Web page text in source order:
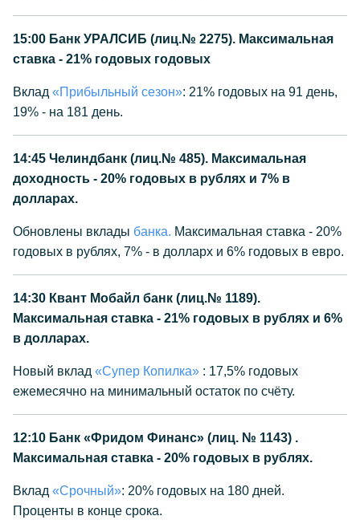
15:00 Банк УРАЛСИБ (лиц.№ 2275). Максимальная
ставка - 21% годовых годовых
Вклад «Прибыльный сезон»: 21% годовых на 91 день,
19% - на 181 день.
14:45 Челиндбанк (лиц.№ 485). Максимальная
доходность - 20% годовых в рублях и 7% в
долларах.
Обновлены вклады банка. Максимальная ставка - 20%
годовых в рублях, 7% - в долларх и 6% годовых в евро.
14:30 Квант Мобайл банк (лиц.№ 1189).
Максимальная ставка - 21% годовых в рублях и 6%
в долларах.
Новый вклад «Супер Копилка» : 17,5% годовых
ежемесячно на минимальный остаток по счёту.
12:10 Банк «Фридом Финанс» (лиц. № 1143) .
Максимальная ставка - 20% годовых в рублях.
Вклад «Срочный»: 20% годовых на 180 дней.
Проценты в конце срока.